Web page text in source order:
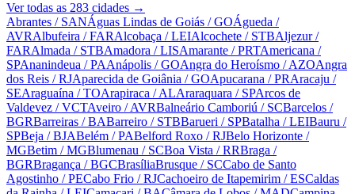
Ver todas as 283 cidades →
Abrantes / SANÁguas Lindas de Goiás / GOÁgueda /
AVRAlbufeira / FARAlcobaça / LEIAlcochete / STBAljezur/
FARAlmada / STBAmadora / LISAmarante / PRTAmericana /
SPAnanindeua / PAAnápolis / GOAngra do Heroísmo / AZOAngra
dos Reis / RJAparecida de Goiânia / GOApucarana / PRAracaju /
SEAraguaína / TOArapiraca / ALAraraquara / SPArcos de
Valdevez / VCTAveiro / AVRBalneário Camboriú / SCBarcelos /
BGRBarreiras / BABarreiro / STBBarueri / SPBatalha / LEIBauru /
SPBeja / BJABelém / PABelford Roxo / RJBelo Horizonte /
MGBetim / MGBlumenau / SCBoa Vista / RRBraga /
BGRBragança / BGCBrasíliaBrusque / SCCabo de Santo
Agostinho / PECabo Frio / RJCachoeiro de Itapemirim / ESCaldas